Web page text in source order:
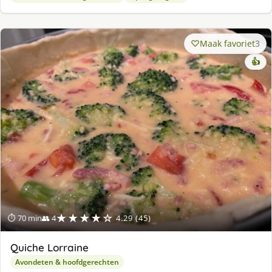
⏱ 70 min👥 4★★★★☆ 4.29 (45)
Maak favoriet3
👍
Quiche Lorraine
Avondeten & hoofdgerechten